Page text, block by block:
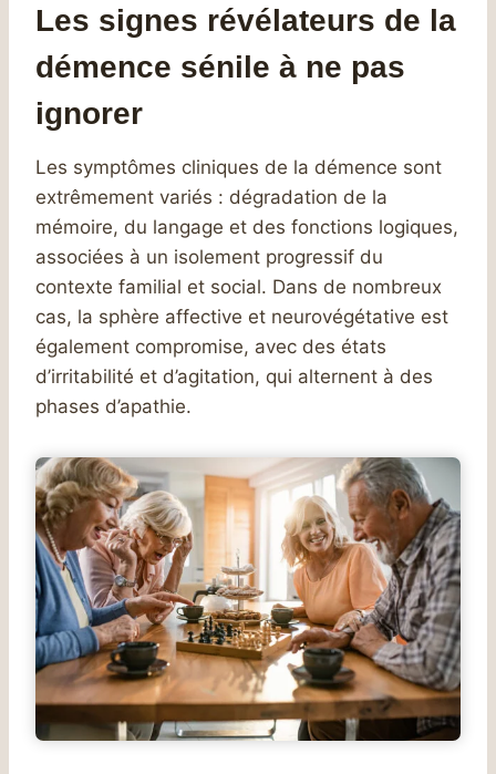
Les signes révélateurs de la
démence sénile à ne pas
ignorer
Les symptômes cliniques de la démence sont
extrêmement variés : dégradation de la
mémoire, du langage et des fonctions logiques,
associées à un isolement progressif du
contexte familial et social. Dans de nombreux
cas, la sphère affective et neurovégétative est
également compromise, avec des états
d’irritabilité et d’agitation, qui alternent à des
phases d’apathie.